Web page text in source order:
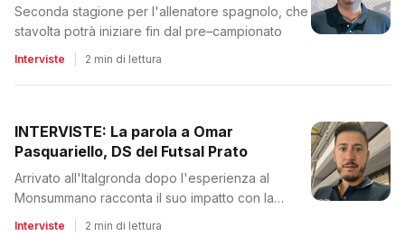
Seconda stagione per l'allenatore spagnolo, che
stavolta potrà iniziare fin dal pre–campionato
Interviste 2 min di lettura
INTERVISTE: La parola a Omar
Pasquariello, DS del Futsal Prato
Arrivato all'Italgronda dopo l'esperienza al
Monsummano racconta il suo impatto con la
nuova realtà
Interviste 2 min di lettura